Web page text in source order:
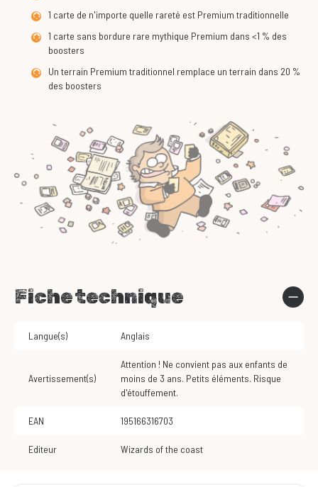
1 carte de n'importe quelle rareté est Premium traditionnelle
1 carte sans bordure rare mythique Premium dans <1 % des
boosters
Un terrain Premium traditionnel remplace un terrain dans 20 %
des boosters
Fiche technique
Langue(s) Anglais
Avertissement(s)
Attention ! Ne convient pas aux enfants de
moins de 3 ans. Petits éléments. Risque
d'étouffement.
EAN 195166316703
Editeur Wizards of the coast